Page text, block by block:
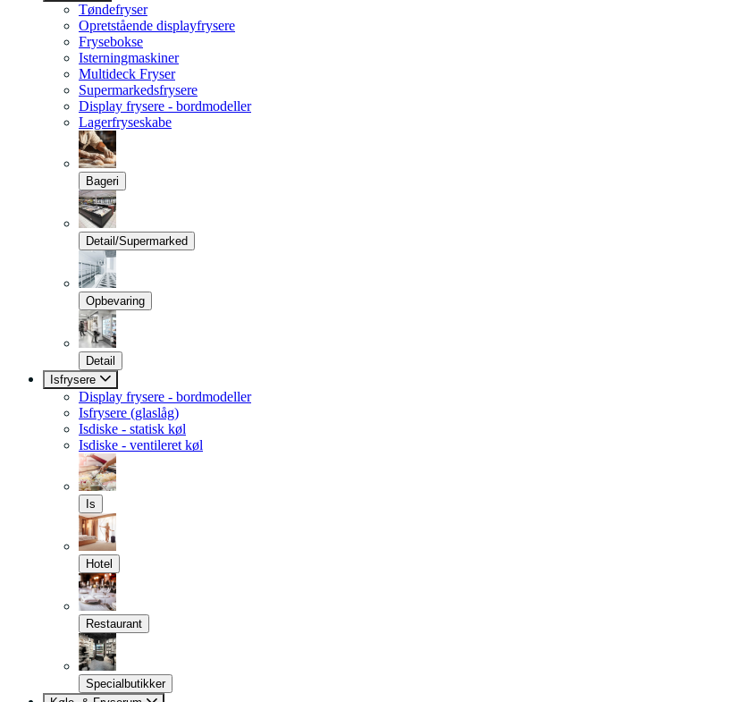
Tøndefryser
Opretstående displayfrysere
Frysebokse
Isterningmaskiner
Multideck Fryser
Supermarkedsfrysere
Display frysere - bordmodeller
Lagerfryseskabe
Bageri
Detail/Supermarked
Opbevaring
Detail
Isfrysere
Display frysere - bordmodeller
Isfrysere (glaslåg)
Isdiske - statisk køl
Isdiske - ventileret køl
Is
Hotel
Restaurant
Specialbutikker